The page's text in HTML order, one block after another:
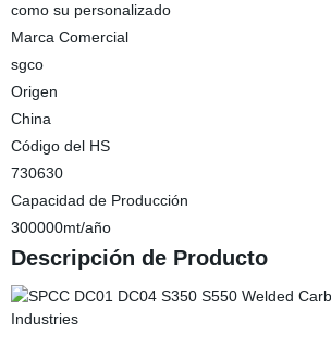
como su personalizado
Marca Comercial
sgco
Origen
China
Código del HS
730630
Capacidad de Producción
300000mt/año
Descripción de Producto